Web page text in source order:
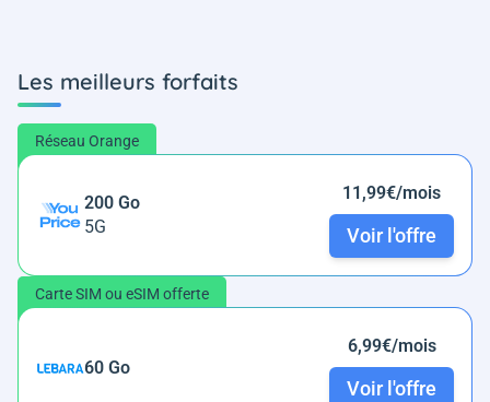
Les meilleurs forfaits
Réseau Orange
200 Go
5G
11,99€/mois
Voir l'offre
Carte SIM ou eSIM offerte
60 Go
6,99€/mois
Voir l'offre